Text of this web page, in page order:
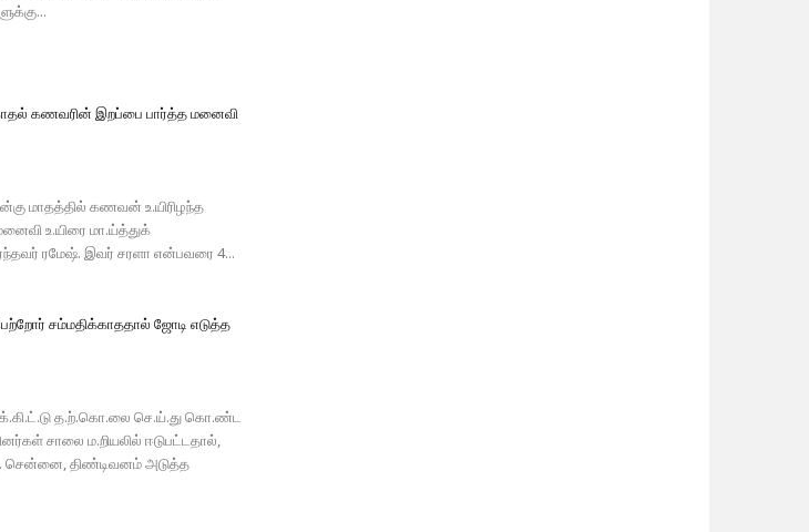
கணவரின் இறப்பை பார்த்த மனைவி
மாதத்தில் கணவன் உ.யிரிழந்த
உ.யிரை மா.ய்த்துக்
ரமேஷ். இவர் சரளா என்பவரை 4...
சம்மதிக்காததால் ஜோடி எடுத்த
த.ற்.கொ.லை செ.ய்.து கொ.ண்ட
சாலை ம.றியலில் ஈடுபட்டதால்,
சென்னை, திண்டிவனம் அடுத்த